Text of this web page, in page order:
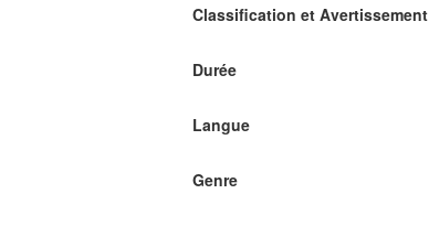
Classification et Avertissement
Durée
Langue
Genre